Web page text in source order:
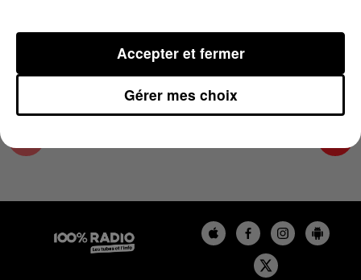
Podcasts infos de l'Ariège
Gérer mes choix
Accepter et fermer